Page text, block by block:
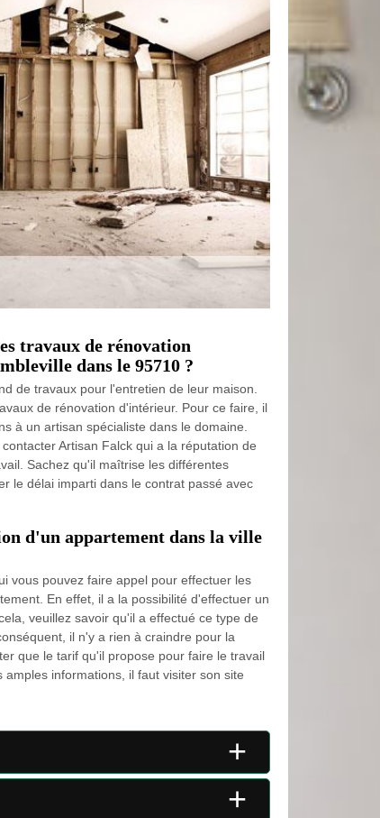
travaux de rénovation
dans le 95710 ?
de travaux pour l'entretien de leur maison.
de rénovation d'intérieur. Pour ce faire, il
à un artisan spécialiste dans le domaine.
Artisan Falck qui a la réputation de
Sachez qu'il maîtrise les différentes
le délai imparti dans le contrat passé avec
d'un appartement dans la ville
vous pouvez faire appel pour effectuer les
En effet, il a la possibilité d'effectuer un
veuillez savoir qu'il a effectué ce type de
il n'y a rien à craindre pour la
que le tarif qu'il propose pour faire le travail
informations, il faut visiter son site
+
+